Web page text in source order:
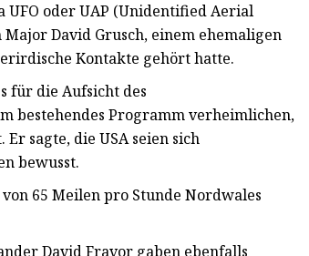
UFO oder UAP (Unidentified Aerial
David Grusch, einem ehemaligen
Kontakte gehört hatte.
für die Aufsicht des
bestehendes Programm verheimlichen,
sagte, die USA seien sich
bewusst.
65 Meilen pro Stunde Nordwales
David Fravor gaben ebenfalls